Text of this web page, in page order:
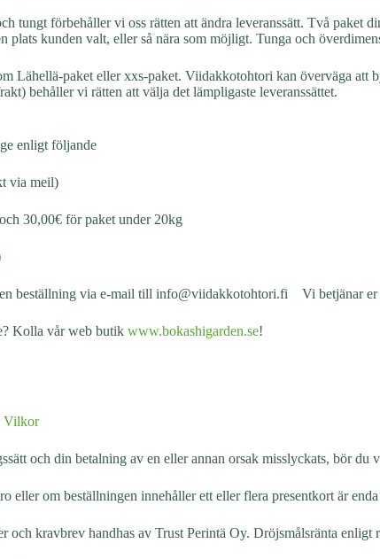
tungt förbehåller vi oss rätten att ändra leveranssätt. Två
plats kunden valt, eller så nära som möjligt. Tunga och
Lähellä-paket eller xxs-paket. Viidakkotohtori kan överväga
behåller vi rätten att välja det lämpligaste leveranssättet.
enligt följande
via meil)
30,00€ för paket under 20kg
beställning via e-mail till info@viidakkotohtori.fi Vi betjänar er
Kolla vår web butik www.bokashigarden.se!
Vilkor
och din betalning av en eller annan orsak misslyckats, bör
eller om beställningen innehåller ett eller flera presentkort är
och kravbrev handhas av Trust Perintä Oy. Dröjsmålsränta enligt